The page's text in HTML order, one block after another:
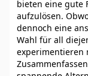
bieten eine gute
aufzulösen.
dennoch eine
Wahl für all
experimentieren